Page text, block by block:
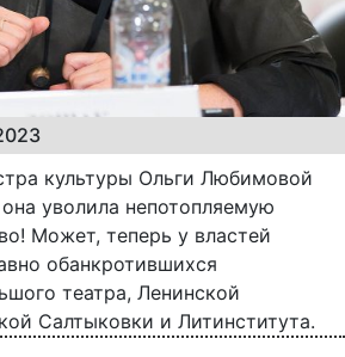
культуры Ольги Любимовой
уволила непотопляемую
Может, теперь у властей
обанкротившихся
театра, Ленинской
Салтыковки и Литинститута.